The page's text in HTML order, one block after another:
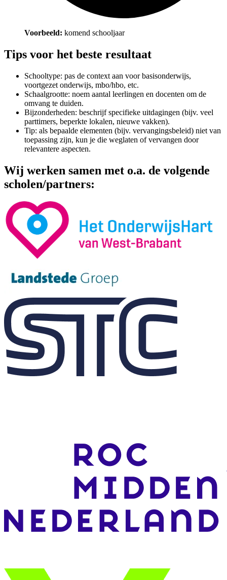
Voorbeeld: komend schooljaar
Tips voor het beste resultaat
Schooltype: pas de context aan voor basisonderwijs,
voortgezet onderwijs, mbo/hbo, etc.
Schaalgrootte: noem aantal leerlingen en docenten om de
omvang te duiden.
Bijzonderheden: beschrijf specifieke uitdagingen (bijv. veel
parttimers, beperkte lokalen, nieuwe vakken).
Tip: als bepaalde elementen (bijv. vervangingsbeleid) niet van
toepassing zijn, kun je die weglaten of vervangen door
relevantere aspecten.
Wij werken samen met o.a. de volgende
scholen/partners: